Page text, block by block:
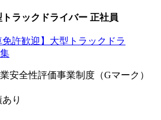
ラックドライバー 正社員
安全性評価事業制度（Gマーク）
り